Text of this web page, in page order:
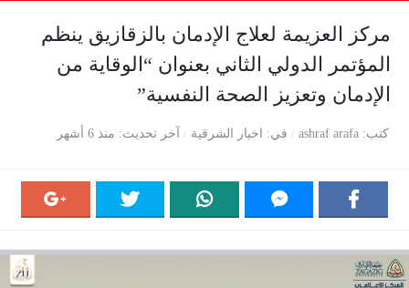
مركز العزيمة لعلاج الإدمان بالزقازيق ينظم
المؤتمر الدولي الثاني بعنوان “الوقاية من
الإدمان وتعزيز الصحة النفسية”
كتب ashraf arafa في اخبار الشرقية آخر تحديث منذ 6 أشهر